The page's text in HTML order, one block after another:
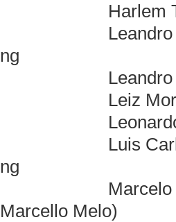
Harlem Teixeira
Leandro
ng
Leandro Lima
Leiz Moreira
Leonardo Melo
Luis Carlos
ng
Marcelo Melo
Marcello Melo)